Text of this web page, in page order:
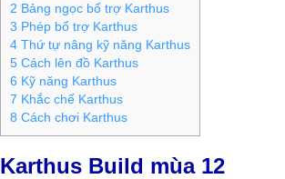
2 Bảng ngọc bổ trợ Karthus
3 Phép bổ trợ Karthus
4 Thứ tự nâng kỹ năng Karthus
5 Cách lên đồ Karthus
6 Kỹ năng Karthus
7 Khắc chế Karthus
8 Cách chơi Karthus
Karthus Build mùa 12